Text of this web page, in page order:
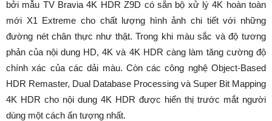
bởi mẫu TV Bravia 4K HDR Z9D có sẵn bộ xử lý 4K hoàn toàn
mới X1 Extreme cho chất lượng hình ảnh chi tiết với những
đường nét chân thực như thật. Trong khi màu sắc và độ tương
phản của nội dung HD, 4K và 4K HDR càng làm tăng cường độ
chính xác của các dải màu. Còn các công nghệ Object-Based
HDR Remaster, Dual Database Processing và Super Bit Mapping
4K HDR cho nội dung 4K HDR được hiển thị trước mắt người
dùng một cách ấn tượng nhất.